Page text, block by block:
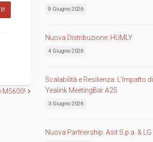
M5600!
9 Giugno 2026
Nuova Distribuzione: HUMLY
4 Giugno 2026
Scalabilità e Resilienza: L’Impatto di
Yealink MeetingBar A25
3 Giugno 2026
Nuova Partnership: Asit S.p.a. & LG